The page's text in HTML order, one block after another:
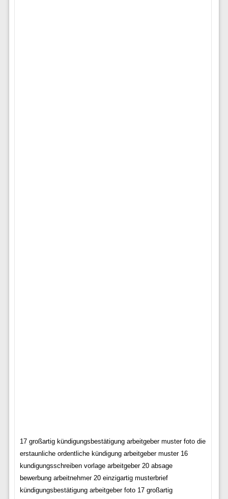
17 großartig kündigungsbestätigung arbeitgeber muster foto die
erstaunliche ordentliche kündigung arbeitgeber muster 16
kundigungsschreiben vorlage arbeitgeber 20 absage
bewerbung arbeitnehmer 20 einzigartig musterbrief
kündigungsbestätigung arbeitgeber foto 17 großartig